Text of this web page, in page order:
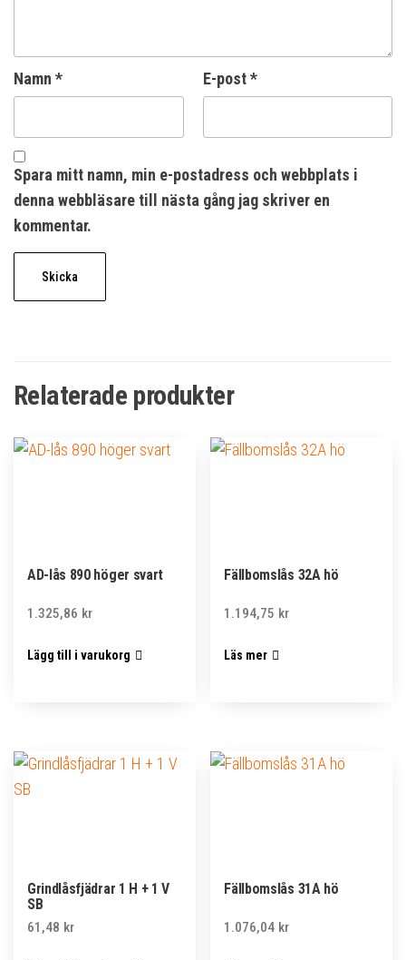
Namn * E-post*
Spara mitt namn, min e-postadress och webbplats i
denna webbläsare till nästa gång jag skriver en
kommentar.
Relaterade produkter
AD-lås 890 höger svart
1.325,86 kr
Lägg till i varukorg
Fällbomslås 32A hö
1.194,75 kr
Läs mer
Grindlåsfjädrar 1 H + 1 V
SB
61,48 kr
Fällbomslås 31A hö
1.076,04 kr